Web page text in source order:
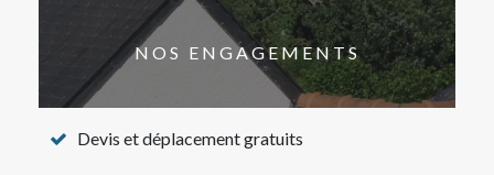
NOS ENGAGEMENTS
Devis et déplacement gratuits